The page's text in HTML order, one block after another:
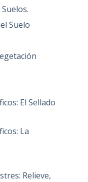
Suelo
El Sellado
La
Relieve,